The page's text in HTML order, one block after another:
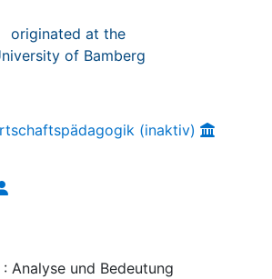
originated at the
of Bamberg
(inaktiv)
Analyse und Bedeutung